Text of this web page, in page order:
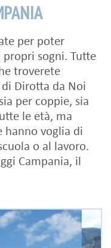
per poter
propri sogni. Tutte
troverete
Dirotta da Noi
per coppie, sia
le età, ma
hanno voglia di
o al lavoro.
Campania, il